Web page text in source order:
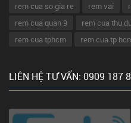
rem cua so gia re
rem vai
rem cua quan 9
rem cua thu
rem cua tphcm
rem cua tp
LIÊN HỆ TƯ VẤN: 0909 187